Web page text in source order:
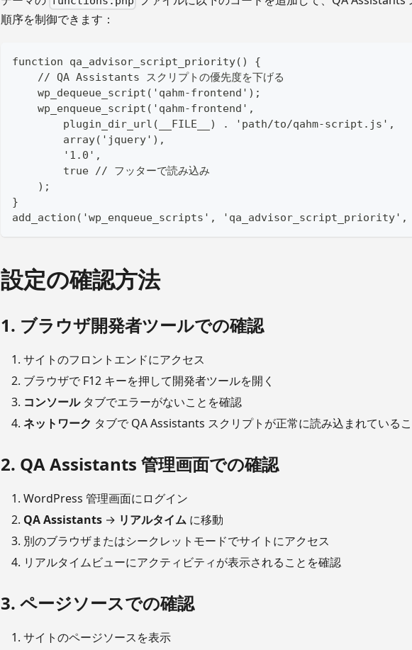
順序を制御できます：
function qa_advisor_script_priority() {
    // QA Assistants スクリプトの優先度を下げる
    wp_dequeue_script('qahm-frontend');
    wp_enqueue_script('qahm-frontend',
        plugin_dir_url(__FILE__) . 'path/to/qahm-script.js',
        array('jquery'),
        '1.0',
        true // フッターで読み込み
    );
}
add_action('wp_enqueue_scripts',
設定の確認方法
1. ブラウザ開発者ツールでの確認
サイトのフロントエンドにアクセス
ブラウザで F12 キーを押して開発者ツールを開く
コンソールタブでエラーがないことを確認
ネットワーク タブで QA Assistants スクリプトが正常に読み込まれている
2. QA Assistants 管理画面での確認
WordPress 管理画面にログイン
QA Assistants → リアルタイム に移動
別のブラウザまたはシークレットモードでサイトにアクセス
リアルタイムビューにアクティビティが表示されることを確認
3. ページソースでの確認
サイトのページソースを表示